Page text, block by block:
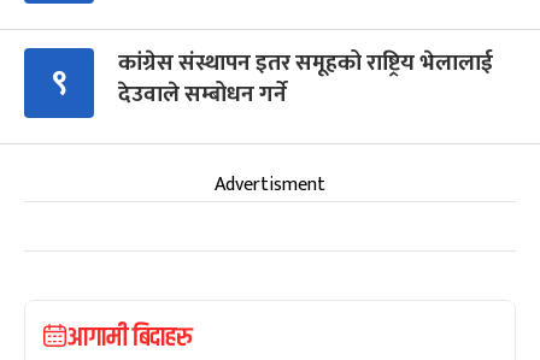
९
कांग्रेस संस्थापन इतर समूहको राष्ट्रिय भेलालाई
देउवाले सम्बोधन गर्ने
Advertisment
आगामी बिदाहरु